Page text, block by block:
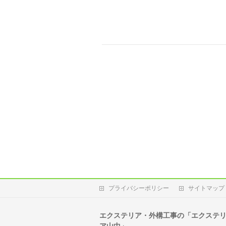
プライバシーポリシー サイトマップ
エクステリア・外構工事の「エクステリ